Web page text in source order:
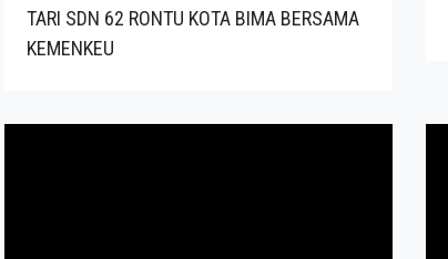
TARI SDN 62 RONTU KOTA BIMA BERSAMA
KEMENKEU